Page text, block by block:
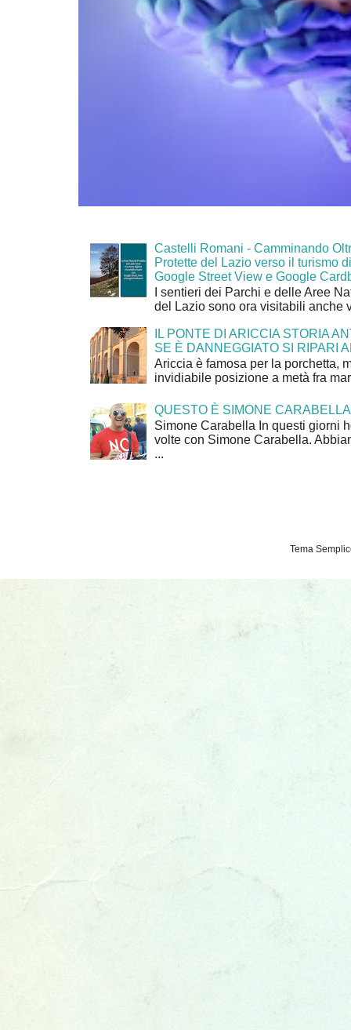
Castelli Romani - Camminando
Protette del Lazio verso il turismo
Google Street View e Google
I sentieri dei Parchi e delle Aree
del Lazio sono ora visitabili anche
IL PONTE DI ARICCIA STORIA
SE È DANNEGGIATO SI RIPARI
Ariccia è famosa per la porchetta,
invidiabile posizione a metà fra
QUESTO È SIMONE CARABELLA
Simone Carabella In questi giorni
volte con Simone Carabella.
...
Tema